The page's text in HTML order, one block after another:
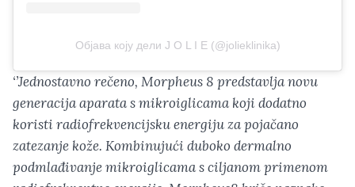
Објава коју дели J O L I E (@jolieklinika)
‘’Jednostavno rečeno, Morpheus 8 predstavlja novu
generacija aparata s mikroiglicama koji dodatno
koristi radiofrekvencijsku energiju za pojačano
zatezanje kože. Kombinujući duboko dermalno
podmlađivanje mikroiglicama s ciljanom primenom